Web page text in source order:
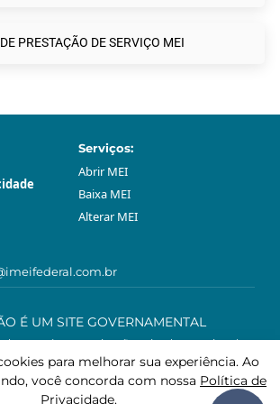
PRESTAÇÃO DE SERVIÇO MEI
Serviços:
Abrir МЕI
Baixa МЕI
Alterar МЕI
É UM SITE GOVERNAMENTAL
através neste site são privado e opcional.
sem o acompanhamento profissional
da plataforma governamental gov.br.
para melhorar sua experiência. Ao
você concorda com nossa Política de
Privacidade.